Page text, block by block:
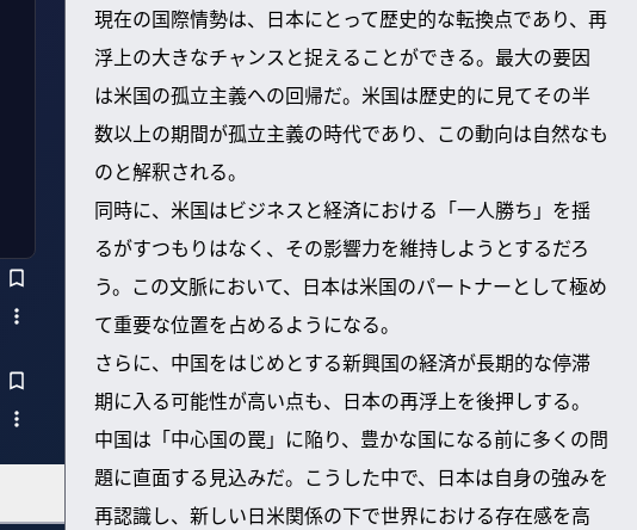
現在の国際情勢は、日本にとって歴史的な転換点であり、再
浮上の大きなチャンスと捉えることができる。最大の要因
は米国の孤立主義への回帰だ。米国は歴史的に見てその半
数以上の期間が孤立主義の時代であり、この動向は自然なも
のと解釈される。
同時に、米国はビジネスと経済における「一人勝ち」を揺
るがすつもりはなく、その影響力を維持しようとするだろ
う。この文脈において、日本は米国のパートナーとして極め
て重要な位置を占めるようになる。
さらに、中国をはじめとする新興国の経済が長期的な停滞
期に入る可能性が高い点も、日本の再浮上を後押しする。
中国は「中心国の罠」に陥り、豊かな国になる前に多くの問
題に直面する見込みだ。こうした中で、日本は自身の強みを
再認識し、新しい日米関係の下で世界における存在感を高